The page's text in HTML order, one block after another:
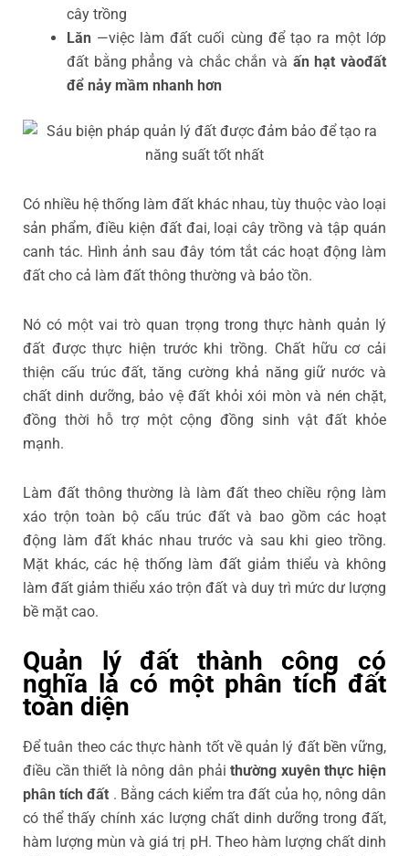
cây trồng
Lăn —việc làm đất cuối cùng để tạo ra một lớp
đất bằng phẳng và chắc chắn và ấn hạt vàođất
để nảy mầm nhanh hơn
Có nhiều hệ thống làm đất khác nhau, tùy thuộc vào loại
sản phẩm, điều kiện đất đai, loại cây trồng và tập quán
canh tác. Hình ảnh sau đây tóm tắt các hoạt động làm
đất cho cả làm đất thông thường và bảo tồn.
Nó có một vai trò quan trọng trong thực hành quản lý
đất được thực hiện trước khi trồng. Chất hữu cơ cải
thiện cấu trúc đất, tăng cường khả năng giữ nước và
chất dinh dưỡng, bảo vệ đất khỏi xói mòn và nén chặt,
đồng thời hỗ trợ một cộng đồng sinh vật đất khỏe
mạnh.
Làm đất thông thường là làm đất theo chiều rộng làm
xáo trộn toàn bộ cấu trúc đất và bao gồm các hoạt
động làm đất khác nhau trước và sau khi gieo trồng.
Mặt khác, các hệ thống làm đất giảm thiểu và không
làm đất giảm thiểu xáo trộn đất và duy trì mức dư lượng
bề mặt cao.
Quản lý đất thành công có
nghĩa là có một phân tích đất
toàn diện
Để tuân theo các thực hành tốt về quản lý đất bền vững,
điều cần thiết là nông dân phảithường xuyên thực hiện
phân tích đất . Bằng cách kiểm tra đất của họ, nông dân
có thể thấy chính xác lượng chất dinh dưỡng trong đất,
hàm lượng mùn và giá trị pH. Theo hàm lượng chất dinh